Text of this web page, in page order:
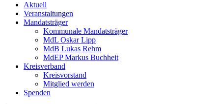
Aktuell
Veranstaltungen
Mandatsträger
Kommunale Mandatsträger
MdL Oskar Lipp
MdB Lukas Rehm
MdEP Markus Buchheit
Kreisverband
Kreisvorstand
Mitglied werden
Spenden